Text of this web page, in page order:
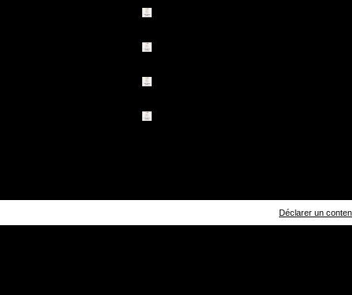
Déclarer un